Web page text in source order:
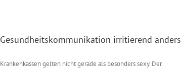
Gesundheitskommunikation irritierend anders
Krankenkassen gelten nicht gerade als besonders sexy. Der